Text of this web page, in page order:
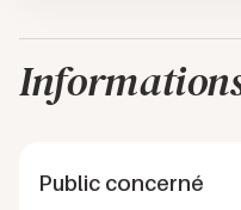
Public concerné